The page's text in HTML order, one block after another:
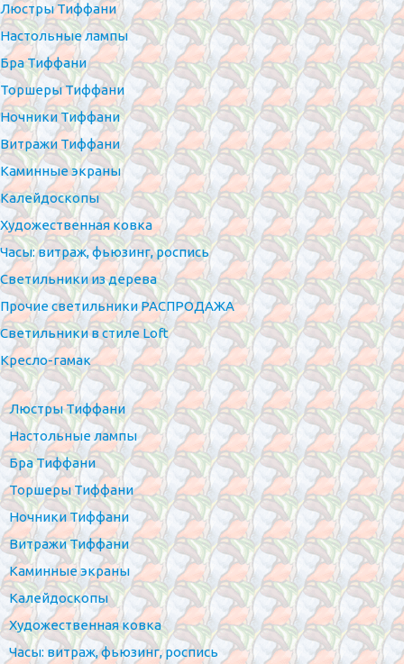
Люстры Тиффани
Настольные лампы
Бра Тиффани
Торшеры Тиффани
Ночники Тиффани
Витражи Тиффани
Каминные экраны
Калейдоскопы
Художественная ковка
Часы: витраж, фьюзинг, роспись
Светильники из дерева
Прочие светильники РАСПРОДАЖА
Светильники в стиле Loft
Кресло-гамак
Люстры Тиффани
Настольные лампы
Бра Тиффани
Торшеры Тиффани
Ночники Тиффани
Витражи Тиффани
Каминные экраны
Калейдоскопы
Художественная ковка
Часы: витраж, фьюзинг, роспись